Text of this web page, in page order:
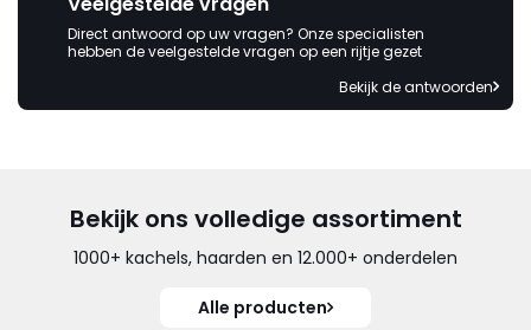
Direct antwoord op uw vragen? Onze specialisten
hebben de veelgestelde vragen op een rijtje gezet
Bekijk de antwoorden
Bekijk ons volledige assortiment
1000+ kachels, haarden en 12.000+ onderdelen
Alle producten